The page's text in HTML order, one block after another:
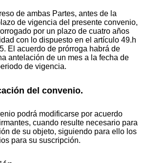
de ambas Partes, antes de la
de vigencia del presente convenio,
por un plazo de cuatro años
con lo dispuesto en el artículo 49.h
El acuerdo de prórroga habrá de
antelación de un mes a la fecha de
de vigencia.
del convenio.
podrá modificarse por acuerdo
cuando resulte necesario para
de su objeto, siguiendo para ello los
para su suscripción.